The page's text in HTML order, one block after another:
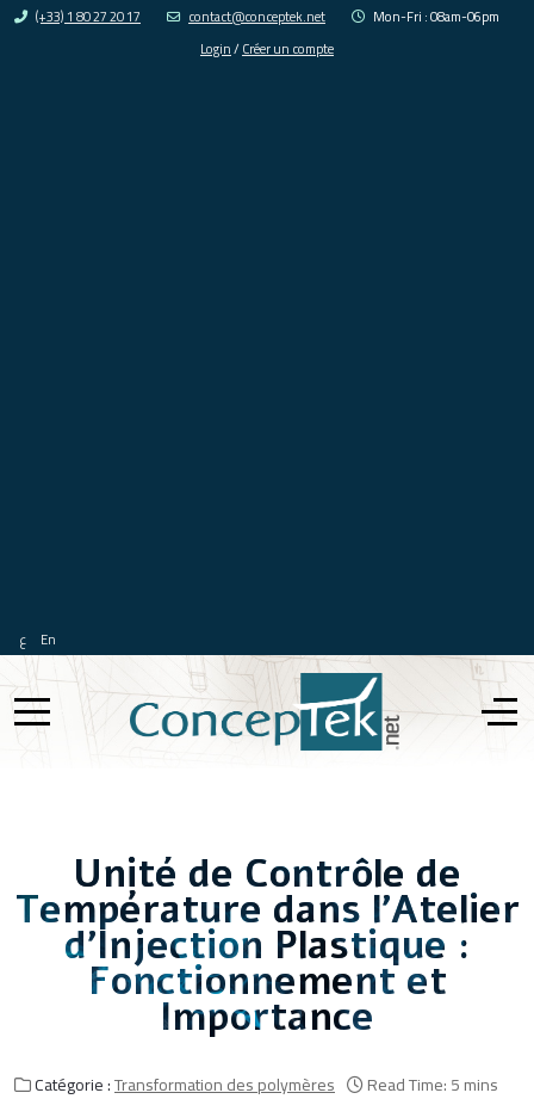
(+33) 1 80 27 20 17 contact@conceptek.net
Mon-Fri : 08am-06pm
Login/Créer un compte
En
Unité de Contrôle de
Température dans l'Atelier
d'Injection Plastique :
Fonctionnement et
Importance
Catégorie :Transformation des polymères
Read Time: 5 mins